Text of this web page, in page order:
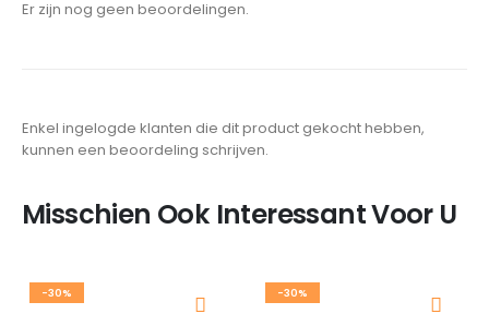
Er zijn nog geen beoordelingen.
Enkel ingelogde klanten die dit product gekocht hebben,
kunnen een beoordeling schrijven.
Misschien Ook Interessant Voor U
-30% -30%